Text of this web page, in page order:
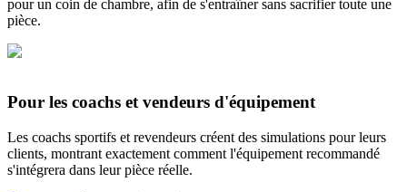
pour un coin de chambre, afin de s'entraîner sans sacrifier toute une
pièce.
Pour les coachs et vendeurs d'équipement
Les coachs sportifs et revendeurs créent des simulations pour leurs
clients, montrant exactement comment l'équipement recommandé
s'intégrera dans leur pièce réelle.